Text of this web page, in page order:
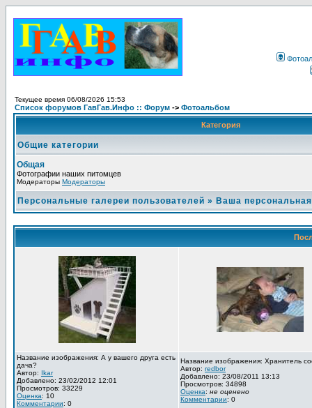
Текущее время 06/08/2026 15:53
Список форумов ГавГав.Инфо :: Форум -> Фотоальбом
Категория
Общие категории
Общая
Фотографии наших питомцев
Модераторы Модераторы
Персональные галереи пользователей » Ваша
Название изображения: А у вашего друга есть
дача?
Автор: Ikar
Добавлено: 23/02/2012 12:01
Просмотров: 33229
Оценка: 10
Комментарии: 0
Название изображения: Хранитель
Автор: redbor
Добавлено: 23/08/2011 13:13
Просмотров: 34898
Оценка: не оценено
Комментарии: 0